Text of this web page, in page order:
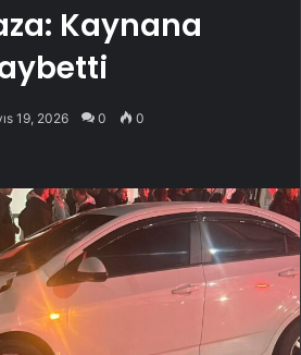
Kaynana
19, 2026 0 0